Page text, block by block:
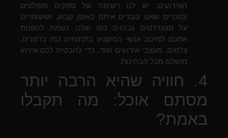
האירועים. יש לנו רשימה של ספקים מומלצים
ומוכרים שאנו עובדים איתם באופן קבוע, וששומרים
על סטנדרטים גבוהים כמו שלנו. נשמח להפנות
אתכם למיטב אנשי המקצוע בתחומים כמו ברמנים,
צלמים, מעצבי אירועים ועוד, כדי להבטיח לכם אירוע
מושלם מכל הבחינות.
4. חוויה שהיא הרבה יותר
מסתם אוכל: מה תקבלו
באמת?